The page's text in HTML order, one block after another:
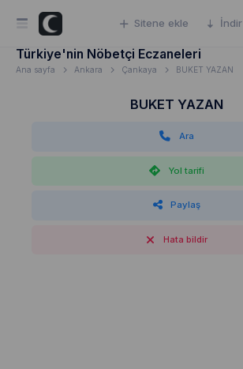
Sitene ekle İndir
Türkiye'nin Nöbetçi Eczaneleri
Ana sayfa Ankara Çankaya BUKET YAZAN
BUKET YAZAN
Ara
Yol tarifi
Paylaş
Hata bildir